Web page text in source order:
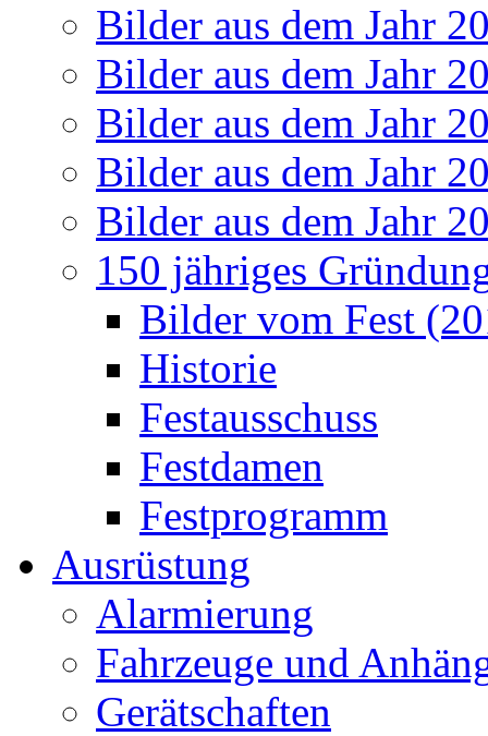
Bilder aus dem Jahr
Bilder aus dem Jahr
Bilder aus dem Jahr
Bilder aus dem Jahr
Bilder aus dem Jahr
150 jähriges
Bilder vom Fest
Historie
Festausschuss
Festdamen
Festprogramm
Ausrüstung
Alarmierung
Fahrzeuge und
Gerätschaften